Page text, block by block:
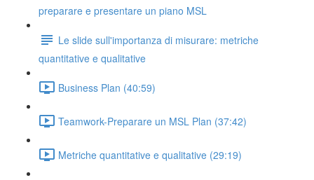
preparare e presentare un piano MSL
Le slide sull'importanza di misurare: metriche
quantitative e qualitative
Business Plan (40:59)
Teamwork-Preparare un MSL Plan (37:42)
Metriche quantitative e qualitative (29:19)